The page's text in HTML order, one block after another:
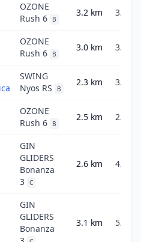
OZONE
Rush 6
B
3.2 km 3.2
OZONE
Rush 6
B
3.0 km 3.0
SWING
Nyos RS
B
2.3 km 3.6
OZONE
Rush 6
B
2.5 km 2.5
GIN
GLIDERS
Bonanza
3 C
2.6 km 4.2
GIN
GLIDERS
Bonanza
3.1 km 5.0